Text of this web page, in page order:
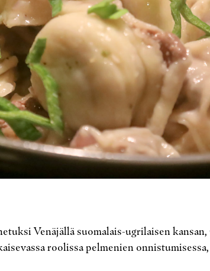
Venäjällä suomalais-ugrilaisen
roolissa pelmenien